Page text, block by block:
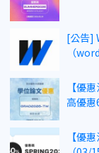
[公告]
（
【優
高優
【優